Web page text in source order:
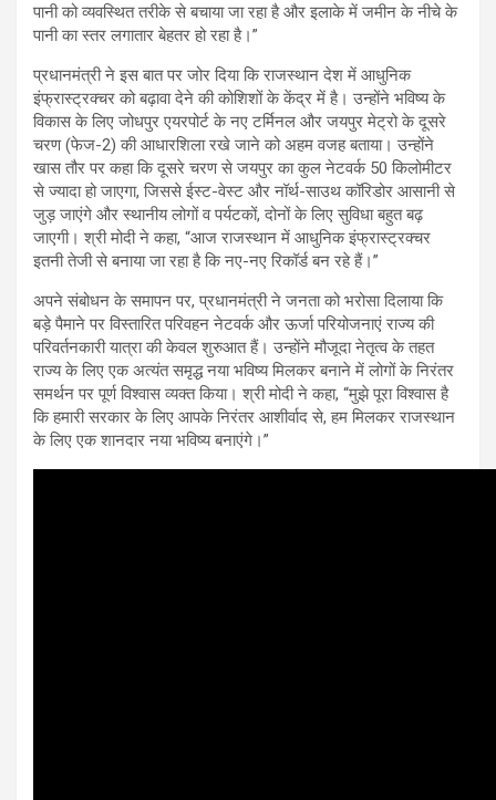
पानी को व्यवस्थित तरीके से बचाया जा रहा है और इलाके में जमीन के नीचे के
पानी का स्तर लगातार बेहतर हो रहा है।”
प्रधानमंत्री ने इस बात पर जोर दिया कि राजस्थान देश में आधुनिक
इंफ्रास्ट्रक्चर को बढ़ावा देने की कोशिशों के केंद्र में है। उन्होंने भविष्य के
विकास के लिए जोधपुर एयरपोर्ट के नए टर्मिनल और जयपुर मेट्रो के दूसरे
चरण (फेज-2) की आधारशिला रखे जाने को अहम वजह बताया। उन्होंने
खास तौर पर कहा कि दूसरे चरण से जयपुर का कुल नेटवर्क 50 किलोमीटर
से ज्यादा हो जाएगा, जिससे ईस्ट-वेस्ट और नॉर्थ-साउथ कॉरिडोर आसानी से
जुड़ जाएंगे और स्थानीय लोगों व पर्यटकों, दोनों के लिए सुविधा बहुत बढ़
जाएगी। श्री मोदी ने कहा, “आज राजस्थान में आधुनिक इंफ्रास्ट्रक्चर
इतनी तेजी से बनाया जा रहा है कि नए-नए रिकॉर्ड बन रहे हैं।”
अपने संबोधन के समापन पर, प्रधानमंत्री ने जनता को भरोसा दिलाया कि
बड़े पैमाने पर विस्तारित परिवहन नेटवर्क और ऊर्जा परियोजनाएं राज्य की
परिवर्तनकारी यात्रा की केवल शुरुआत हैं। उन्होंने मौजूदा नेतृत्व के तहत
राज्य के लिए एक अत्यंत समृद्ध नया भविष्य मिलकर बनाने में लोगों के निरंतर
समर्थन पर पूर्ण विश्वास व्यक्त किया। श्री मोदी ने कहा, “मुझे पूरा विश्वास है
कि हमारी सरकार के लिए आपके निरंतर आशीर्वाद से, हम मिलकर राजस्थान
के लिए एक शानदार नया भविष्य बनाएंगे।”